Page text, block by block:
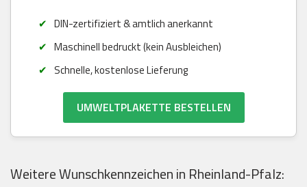
DIN-zertifiziert & amtlich anerkannt
Maschinell bedruckt (kein Ausbleichen)
Schnelle, kostenlose Lieferung
UMWELTPLAKETTE BESTELLEN
Weitere Wunschkennzeichen in Rheinland-Pfalz: